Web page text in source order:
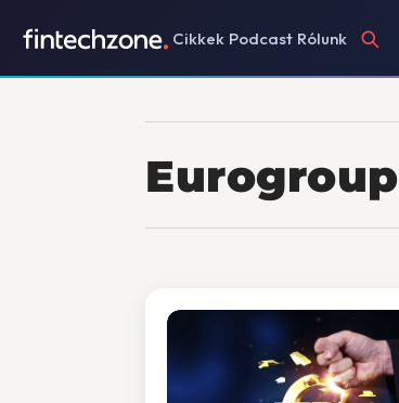
Cikkek Podcast Rólunk
Eurogroup